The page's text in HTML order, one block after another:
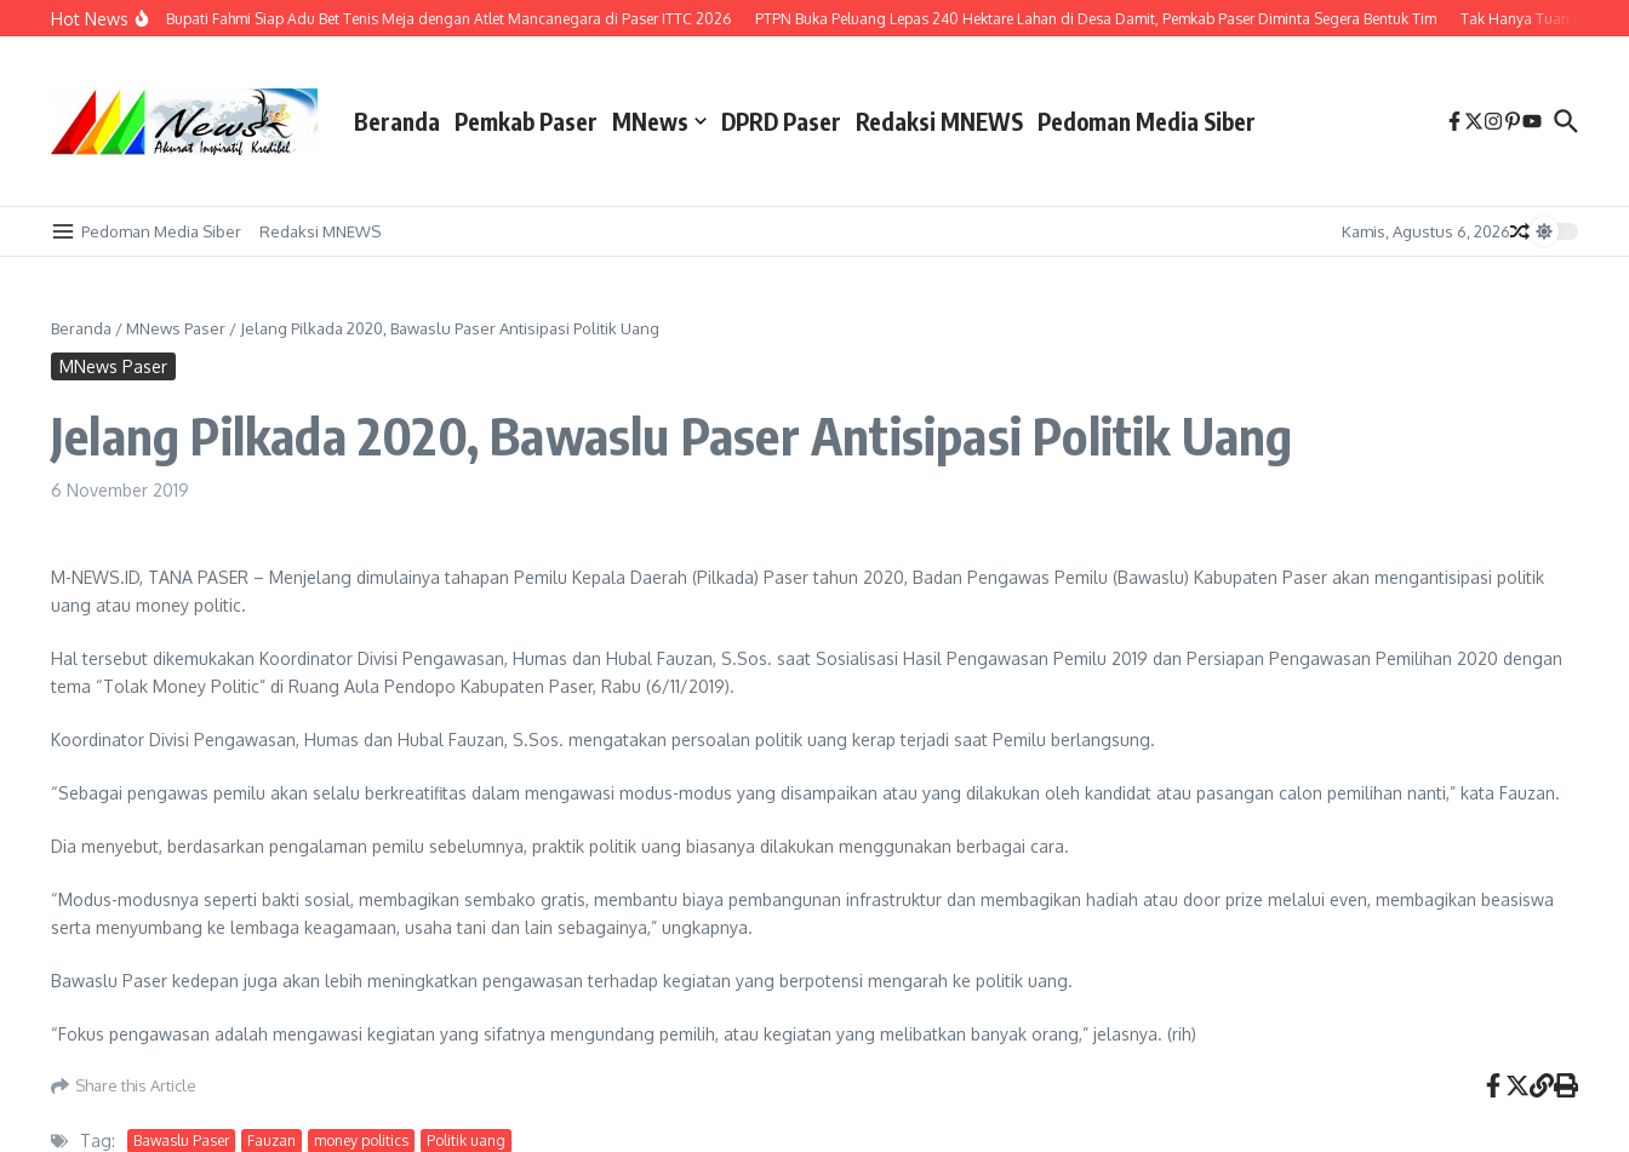
Lewati ke konten
Hot News
Tuan Rumah, Bupati Fahmi Siap Adu Bet Tenis Meja dengan Atlet Mancanegara di Paser ITTC 2026 PTPN Buka Peluang Lepas 240 Hektare Lahan di Desa Damit, Pemkab Paser Diminta Segera Bentuk Tim Tak Hanya Tuan Rumah,
Beranda Pemkab Paser MNews DPRD Paser Redaksi MNEWS Pedoman Media Siber
Pedoman Media Siber Redaksi MNEWS Kamis, Agustus 6, 2026
Beranda / MNews Paser / Jelang Pilkada 2020, Bawaslu Paser Antisipasi Politik Uang
MNews Paser
Jelang Pilkada 2020, Bawaslu Paser Antisipasi Politik Uang
6 November 2019
M-NEWS.ID, TANA PASER – Menjelang dimulainya tahapan Pemilu Kepala Daerah (Pilkada) Paser tahun 2020, Badan Pengawas Pemilu (Bawaslu) Kabupaten Paser akan mengantisipasi politik
uang atau money politic.
Hal tersebut dikemukakan Koordinator Divisi Pengawasan, Humas dan Hubal Fauzan, S.Sos. saat Sosialisasi Hasil Pengawasan Pemilu 2019 dan Persiapan Pengawasan Pemilihan 2020 dengan
tema “Tolak Money Politic” di Ruang Aula Pendopo Kabupaten Paser, Rabu (6/11/2019).
Koordinator Divisi Pengawasan, Humas dan Hubal Fauzan, S.Sos. mengatakan persoalan politik uang kerap terjadi saat Pemilu berlangsung.
“Sebagai pengawas pemilu akan selalu berkreatifitas dalam mengawasi modus-modus yang disampaikan atau yang dilakukan oleh kandidat atau pasangan calon pemilihan nanti,” kata Fauzan.
Dia menyebut, berdasarkan pengalaman pemilu sebelumnya, praktik politik uang biasanya dilakukan menggunakan berbagai cara.
“Modus-modusnya seperti bakti sosial, membagikan sembako gratis, membantu biaya pembangunan infrastruktur dan membagikan hadiah atau door prize melalui even, membagikan beasiswa
serta menyumbang ke lembaga keagamaan, usaha tani dan lain sebagainya,” ungkapnya.
Bawaslu Paser kedepan juga akan lebih meningkatkan pengawasan terhadap kegiatan yang berpotensi mengarah ke politik uang.
“Fokus pengawasan adalah mengawasi kegiatan yang sifatnya mengundang pemilih, atau kegiatan yang melibatkan banyak orang,” jelasnya. (rih)
Share this Article
Tag: Bawaslu Paser Fauzan money politics Politik uang